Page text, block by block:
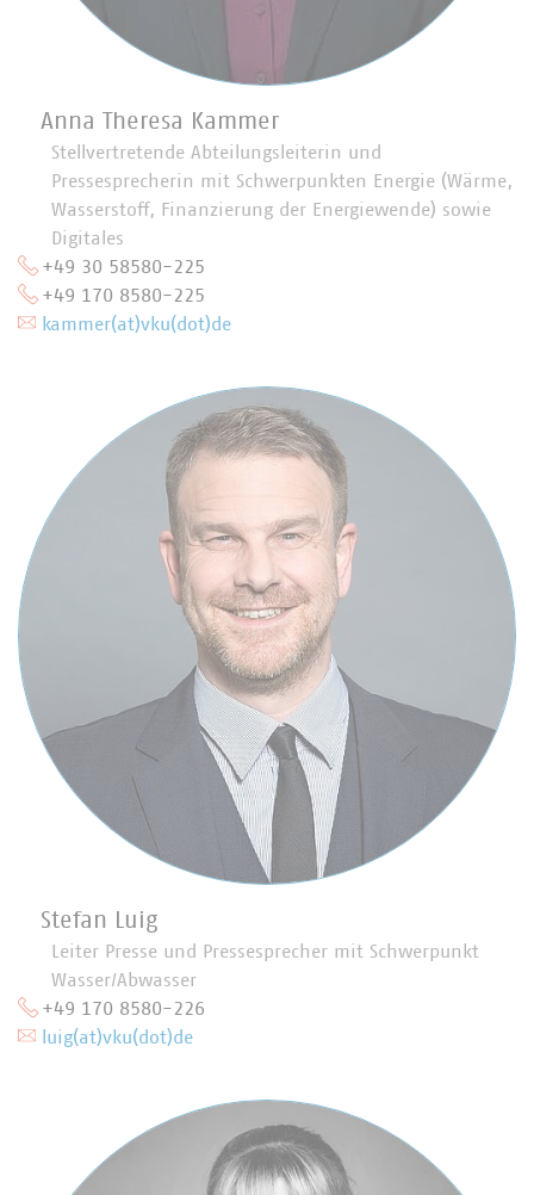
Anna Theresa Kammer
Stellvertretende Abteilungsleiterin und
Pressesprecherin mit Schwerpunkten Energie (Wärme,
Wasserstoff, Finanzierung der Energiewende) sowie
Digitales
+49 30 58580-225
+49 170 8580-225
kammer(at)vku(dot)de
Stefan Luig
Leiter Presse und Pressesprecher mit Schwerpunkt
Wasser/Abwasser
+49 170 8580-226
luig(at)vku(dot)de